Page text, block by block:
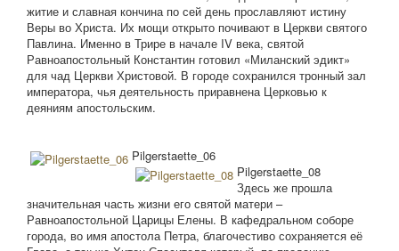
житие и славная кончина по сей день прославляют истину
Веры во Христа. Их мощи открыто почивают в Церкви святого
Павлина. Именно в Трире в начале IV века, святой
Равноапостольный Константин готовил «Миланский эдикт»
для чад Церкви Христовой. В городе сохранился тронный зал
императора, чья деятельность приравнена Церковью к
деяниям апостольским.
Pilgerstaette_06
Pilgerstaette_08
Здесь же прошла
значительная часть жизни его святой матери –
Равноапостольной Царицы Елены. В кафедральном соборе
города, во имя апостола Петра, благочестиво сохраняется её